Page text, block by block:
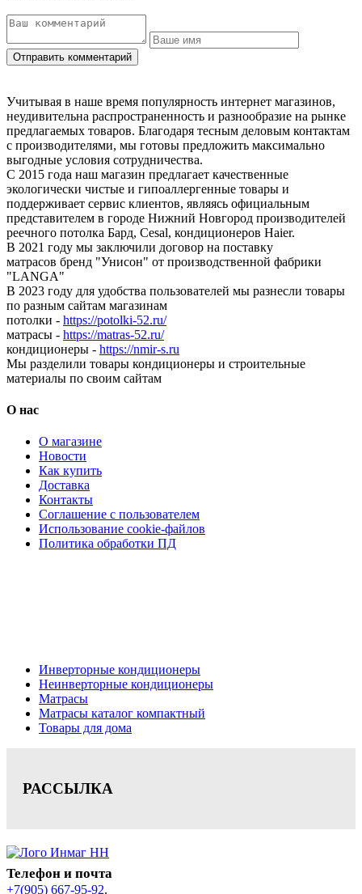
Учитывая в наше время популярность интернет магазинов,
неудивительна распространенность и разнообразие на рынке
предлагаемых товаров. Благодаря тесным деловым контактам
с производителями, мы готовы предложить максимально
выгодные условия сотрудничества.
С 2015 года наш магазин предлагает качественные
экологически чистые и гипоаллергенные товары и
поддерживает сервис клиентов, являясь официальным
представителем в городе Нижний Новгород производителей
реечного потолка Бард, Cesal, кондиционеров Haier.
В 2021 году мы заключили договор на поставку
матрасов бренд "Унисон" от производственной фабрики
"LANGA"
В 2023 году для удобства пользователей мы разнесли товары
по разным сайтам магазинам
потолки - https://potolki-52.ru/
матрасы - https://matras-52.ru/
кондиционеры - https://nmir-s.ru
Мы разделили товары кондиционеры и строительные
материалы по своим сайтам
О нас
О магазине
Новости
Как купить
Доставка
Контакты
Соглашение с пользователем
Использование cookie-файлов
Политика обработки ПД
Инверторные кондиционеры
Неинверторные кондиционеры
Матрасы
Матрасы каталог компактный
Товары для дома
РАССЫЛКА
Телефон и почта
+7(905) 667-95-92.